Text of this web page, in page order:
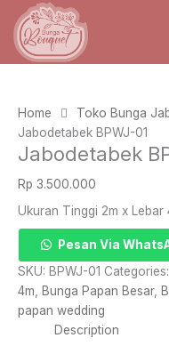
content
Home Toko Bunga
Jabodetabek BPWJ-01
Jabodetabek
Rp 3.500.000
Ukuran Tinggi 2m x Lebar
Jabodetabek
BPWJ-
01
quantity
Pesan Via
SKU: BPWJ-01 Categories:
4m
Bunga Papan Besar,
papan wedding
Description